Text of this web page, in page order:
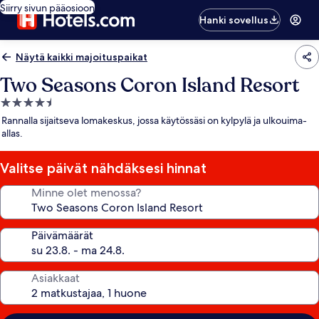
Siirry sivun pääosioon
Hanki sovellus
Näytä kaikki majoituspaikat
Two Seasons Coron Island Resort
4.5
tähden
majoituspaikka
Rannalla sijaitseva lomakeskus, jossa käytössäsi on kylpylä ja ulkouima-
allas.
Valitse päivät nähdäksesi hinnat
Minne olet menossa?
Päivämäärät
Asiakkaat